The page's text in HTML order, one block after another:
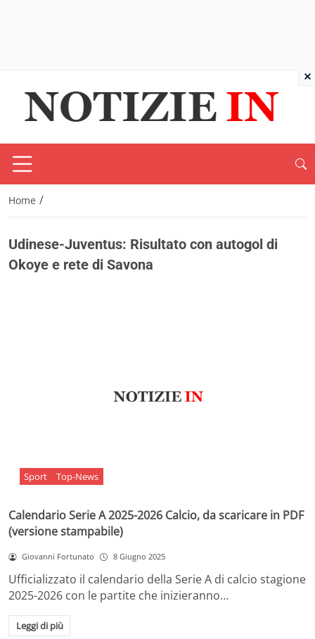
Home /
Udinese-Juventus: Risultato con autogol di
Okoye e rete di Savona
Sport Top-News
Calendario Serie A 2025-2026 Calcio, da scaricare in PDF
(versione stampabile)
Giovanni Fortunato 8 Giugno 2025
Ufficializzato il calendario della Serie A di calcio stagione
2025-2026 con le partite che inizieranno…
Leggi di più
×